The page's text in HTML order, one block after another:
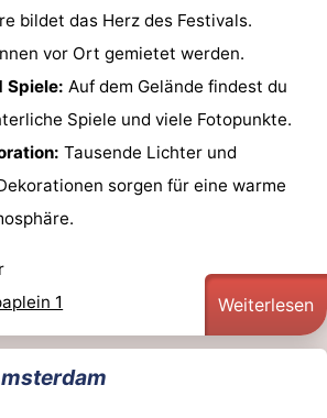
bildet das Herz des Festivals.
vor Ort gemietet werden.
Spiele: Auf dem Gelände findest du
Spiele und viele Fotopunkte.
Tausende Lichter und
sorgen für eine warme
1 Weiterlesen